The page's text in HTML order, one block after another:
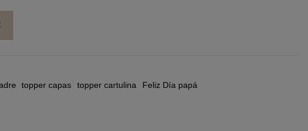
topper capas topper cartulina Feliz Día papá